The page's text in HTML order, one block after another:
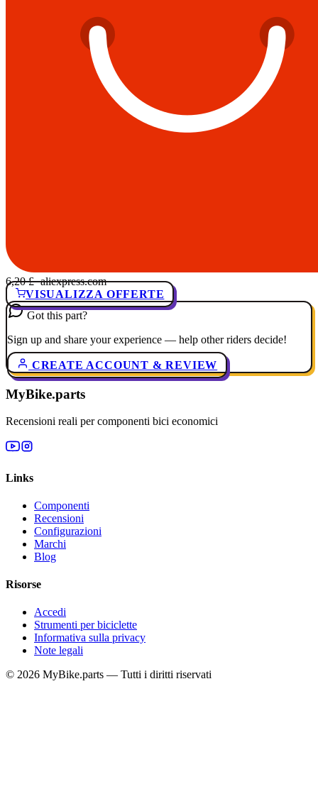
6,20 £· aliexpress.com
VISUALIZZA OFFERTE
Got this part?
Sign up and share your experience — help other riders decide!
CREATE ACCOUNT & REVIEW
MyBike.parts
Recensioni reali per componenti bici economici
Links
Componenti
Recensioni
Configurazioni
Marchi
Blog
Risorse
Accedi
Strumenti per biciclette
Informativa sulla privacy
Note legali
© 2026 MyBike.parts — Tutti i diritti riservati